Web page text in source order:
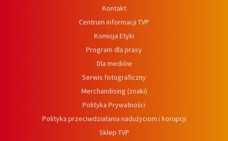
Kontakt
Centrum informacji TVP
Komisja Etyki
Program dla prasy
Dla mediów
Serwis fotograficzny
Merchandising (znaki)
Polityka Prywatności
Polityka przeciwdziałania nadużyciom i korupcji
Sklep TVP